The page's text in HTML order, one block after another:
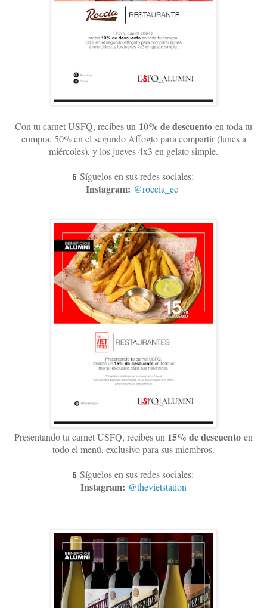
Con tu carnet USFQ, recibes un 10% de descuento en toda tu
compra. 50% en el segundo Affogto para compartir (lunes a
miércoles), y los jueves 4x3 en gelato simple.
📱Síguelos en sus redes sociales:
Instagram: @roccia_ec
Presentando tu carnet USFQ, recibes un 15% de descuento en
todo el menú, exclusivo para sus miembros.
📱Síguelos en sus redes sociales:
Instagram: @thevietstation